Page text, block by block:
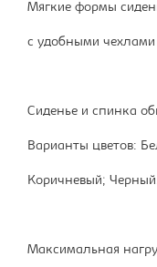
Мягкие формы
с удобными
Сиденье и спинка
Варианты цветов:
Коричневый;
Максимальная